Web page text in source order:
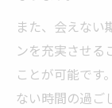
また、会えない
ンを充実させる
ことが可能です
ない時間の過ご